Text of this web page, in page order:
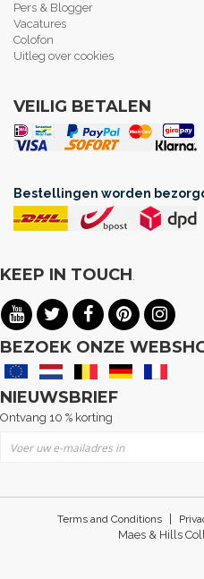
Pers & Blogger
Vacatures
Colofon
Uitleg over cookies
VEILIG BETALEN
Bestellingen worden
KEEP IN TOUCH
BEZOEK ONZE
NIEUWSBRIEF
Ontvang 10 % korting
Terms and Conditions |
Maes & Hills